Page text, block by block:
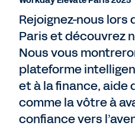
Rejoignez-nous lors
Paris et découvrez
Nous vous
plateforme
et à la finance, aide
comme la vôtre à
confiance vers